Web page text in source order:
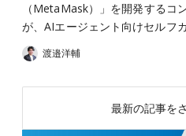
（MetaMask）」を開発するコ
が、AIエージェント向けセルフ
渡邉洋輔
最新の記事を